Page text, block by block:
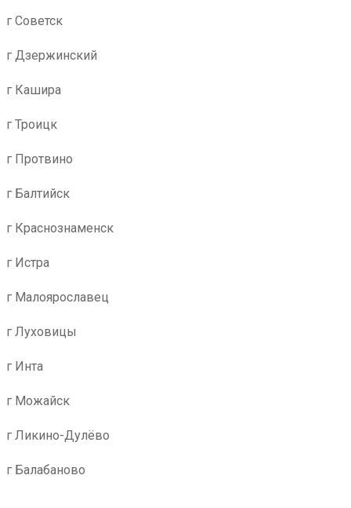
г Советск
г Дзержинский
г Кашира
г Троицк
г Протвино
г Балтийск
г Краснознаменск
г Истра
г Малоярославец
г Луховицы
г Инта
г Можайск
г Ликино-Дулёво
г Балабаново